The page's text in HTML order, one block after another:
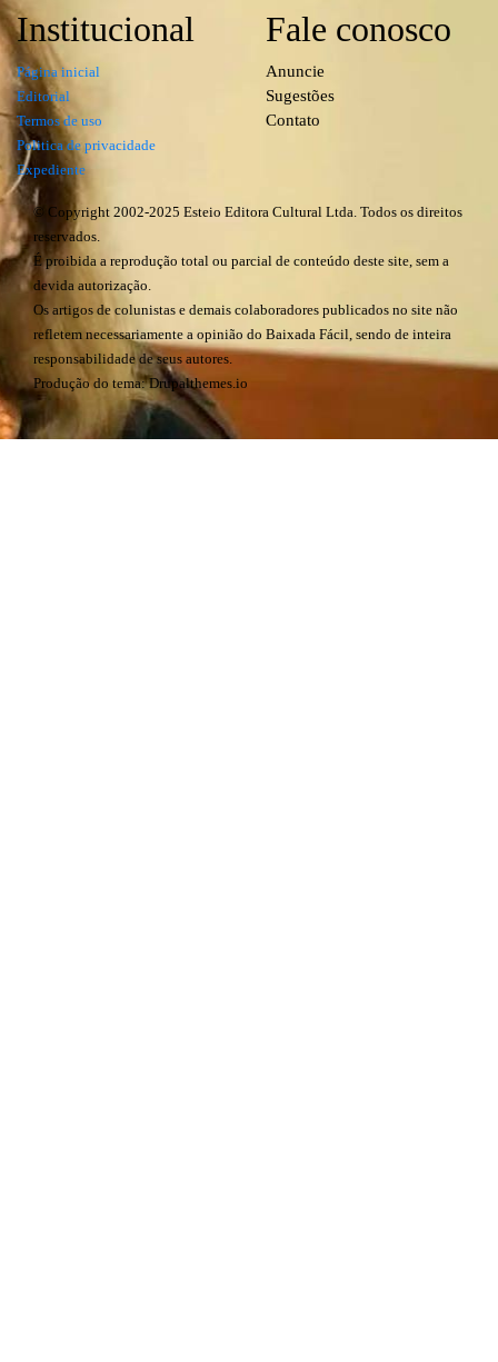
Institucional
Página inicial
Editorial
Termos de uso
Politica de privacidade
Expediente
Fale conosco
Anuncie
Sugestões
Contato
© Copyright 2002-2025 Esteio Editora Cultural Ltda. Todos os direitos
reservados.
É proibida a reprodução total ou parcial de conteúdo deste site, sem a
devida autorização.
Os artigos de colunistas e demais colaboradores publicados no site não
refletem necessariamente a opinião do Baixada Fácil, sendo de inteira
responsabilidade de seus autores.
Produção do tema: Drupalthemes.io